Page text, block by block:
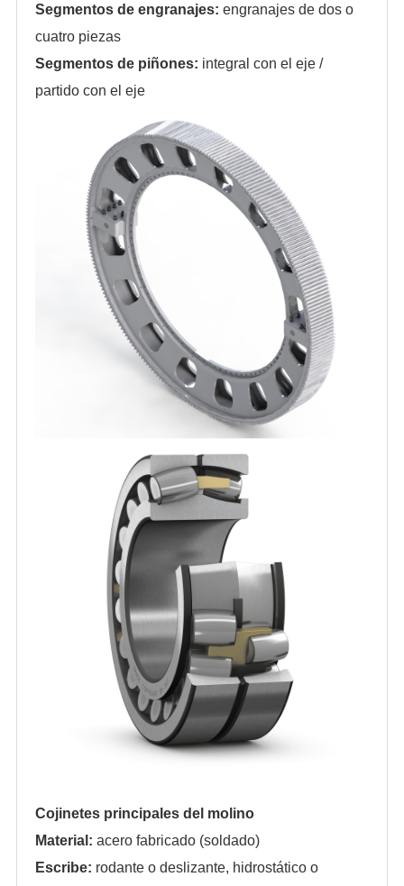
Segmentos de engranajes: engranajes de dos o
cuatro piezas
Segmentos de piñones: integral con el eje /
partido con el eje
Cojinetes principales del molino
Material: acero fabricado (soldado)
Escribe: rodante o deslizante, hidrostático o